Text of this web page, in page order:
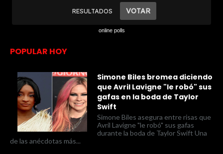
online polls
POPULAR HOY
Simone Biles bromea diciendo
que Avril Lavigne "le robó" sus
gafas en la boda de Taylor
Swift
Simone Biles asegura entre risas que
Avril Lavigne "le robó" sus gafas
durante la boda de Taylor Swift Una
de las anécdotas más...